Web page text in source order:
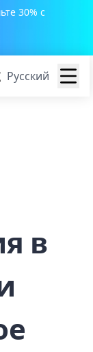
30% с
Русский
в